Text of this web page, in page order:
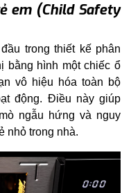
em (Child Safety
trong thiết kế phân
bằng hình một chiếc ổ
vô hiệu hóa toàn bộ
động. Điều này giúp
ngẫu hứng và nguy
nhỏ trong nhà.